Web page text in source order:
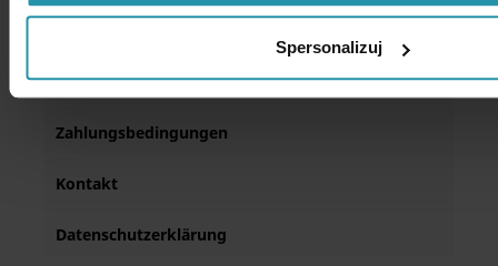
Spersonalizuj
Über uns
Zahlungsbedingungen
Kontakt
Datenschutzerklärung